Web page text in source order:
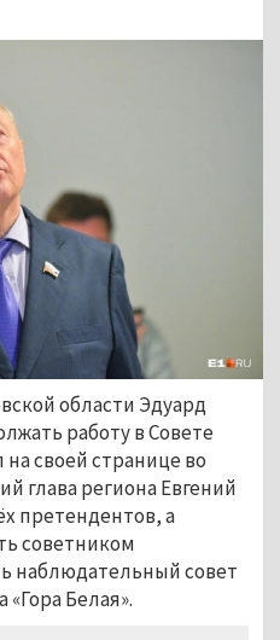
области Эдуард
работу в Совете
своей странице во
глава региона Евгений
претендентов, а
советником
наблюдательный совет
«Гора Белая».